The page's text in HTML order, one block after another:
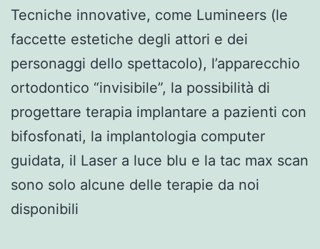
Tecniche innovative, come Lumineers (le
faccette estetiche degli attori e dei
personaggi dello spettacolo), l’apparecchio
ortodontico “invisibile”, la possibilità di
progettare terapia implantare a pazienti con
bifosfonati, la implantologia computer
guidata, il Laser a luce blu e la tac max scan
sono solo alcune delle terapie da noi
disponibili